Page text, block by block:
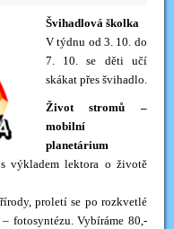
Švihadlová školka
V týdnu od 3. 10. do
7. 10. se děti učí
skákat přes švihadlo.
Život stromů –
mobilní
planetárium
výkladem lektora o životě
proletí se po rozkvetlé
fotosyntézu. Vybíráme 80,-